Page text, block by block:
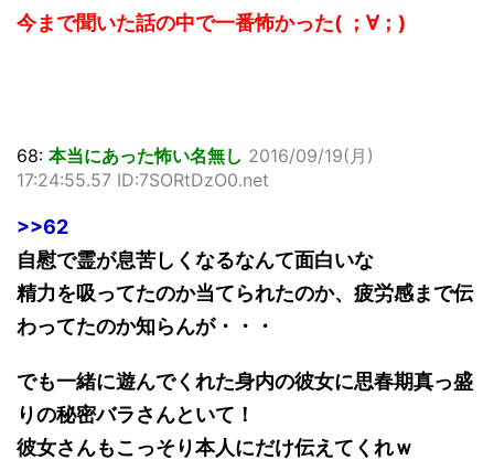
今まで聞いた話の中で一番怖かった( ；∀；)
68: 本当にあった怖い名無し 2016/09/19(月)
17:24:55.57 ID:7SORtDzO0.net
>>62
自慰で霊が息苦しくなるなんて面白いな
精力を吸ってたのか当てられたのか、疲労感まで伝
わってたのか知らんが・・・
でも一緒に遊んでくれた身内の彼女に思春期真っ盛
りの秘密バラさんといて！
彼女さんもこっそり本人にだけ伝えてくれｗ